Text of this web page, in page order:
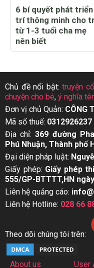
6 bí quyết phát triển
trí thông minh cho
từ 1-3 tuổi cha mẹ
nên biết
Chủ đề nổi bật:truyện
chuyện cho bé, ý nghĩa
Đơn vị chủ Quản: CÔNG
Mã số thuế: 0312926237
Địa chỉ:369 đường
Phú Nhuận, Thành phố
Đại diện pháp luật:
Giấy phép: Giấy phép
555/GP-BTTTT,HN
Liên hệ quảng cáo:
Liên hệ Hotline: 028 66
Theo dõi chúng tôi trên:
About us User